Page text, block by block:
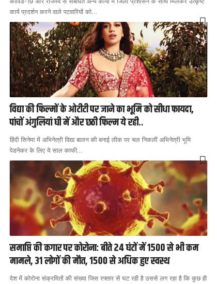
कार्य प्रदर्शन करने वाले पटवारियों को…
विद्या की फिल्मों के ओटीटी पर जाने का भूमि को सीधा फायदा,
पांचों अंगुलियां घी में और छठी फिल्म ये रही..
हिंदी सिनेमा में अभिनेत्री विद्या बालन की बनाई लीक पर चल निकलीं अभिनेत्री भूमि
पेडनेकर के लिए ये साल काफी…
समाप्ति की कगार पर कोरोना: बीते 24 घंटों में 1500 से भी कम
मामले, 31 लोगों की मौत, 1500 से अधिक हुए स्वस्थ
देश में कोरोना संक्रमितों की संख्या जिस रफ्तार से घट रही है उससे लग रहा है कि कुछ ही